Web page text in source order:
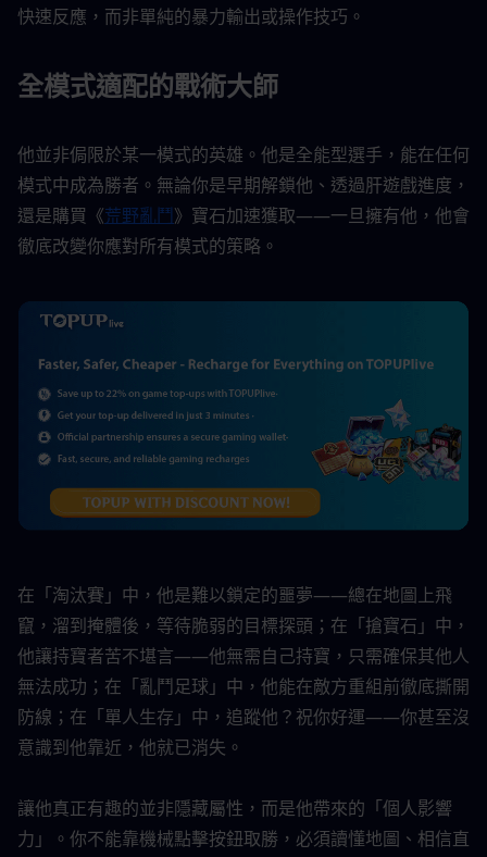
快速反應，而非單純的暴力輸出或操作技巧。
全模式適配的戰術大師
他並非侷限於某一模式的英雄。他是全能型選手，能在任何
模式中成為勝者。無論你是早期解鎖他、透過肝遊戲進度，
還是購買《荒野亂鬥》寶石加速獲取——一旦擁有他，他會
徹底改變你應對所有模式的策略。
在「淘汰賽」中，他是難以鎖定的噩夢——總在地圖上飛
竄，溜到掩體後，等待脆弱的目標探頭；在「搶寶石」中，
他讓持寶者苦不堪言——他無需自己持寶，只需確保其他人
無法成功；在「亂鬥足球」中，他能在敵方重組前徹底撕開
防線；在「單人生存」中，追蹤他？祝你好運——你甚至沒
意識到他靠近，他就已消失。
讓他真正有趣的並非隱藏屬性，而是他帶來的「個人影響
力」。你不能靠機械點擊按鈕取勝，必須讀懂地圖、相信直